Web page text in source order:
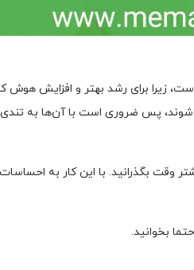
زیرا برای رشد بهتر و افزایش هوش
پس ضروری است با آن‌ها به
بگذرانید. با این کار به
حتما بخوانید.